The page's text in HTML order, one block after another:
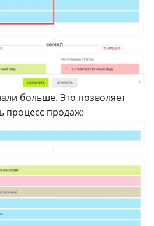
больше. Это позволяет
процесс продаж: